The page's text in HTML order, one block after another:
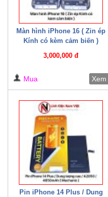
Màn hình iPhone 16 ( Zin ép
Kính có kèm cảm biến )
3,000,000 đ
Mua Xem
Pin iPhone 14 Plus / Dung